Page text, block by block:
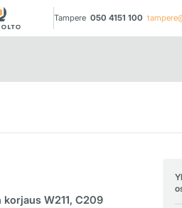
Tampere050 4151 100
W211, C209